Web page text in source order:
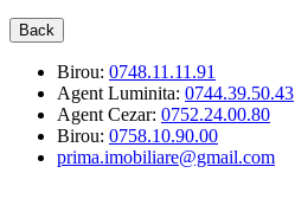
Back
Birou: 0748.11.11.91
Agent Luminita: 0744.39.50.43
Agent Cezar: 0752.24.00.80
Birou: 0758.10.90.00
prima.imobiliare@gmail.com